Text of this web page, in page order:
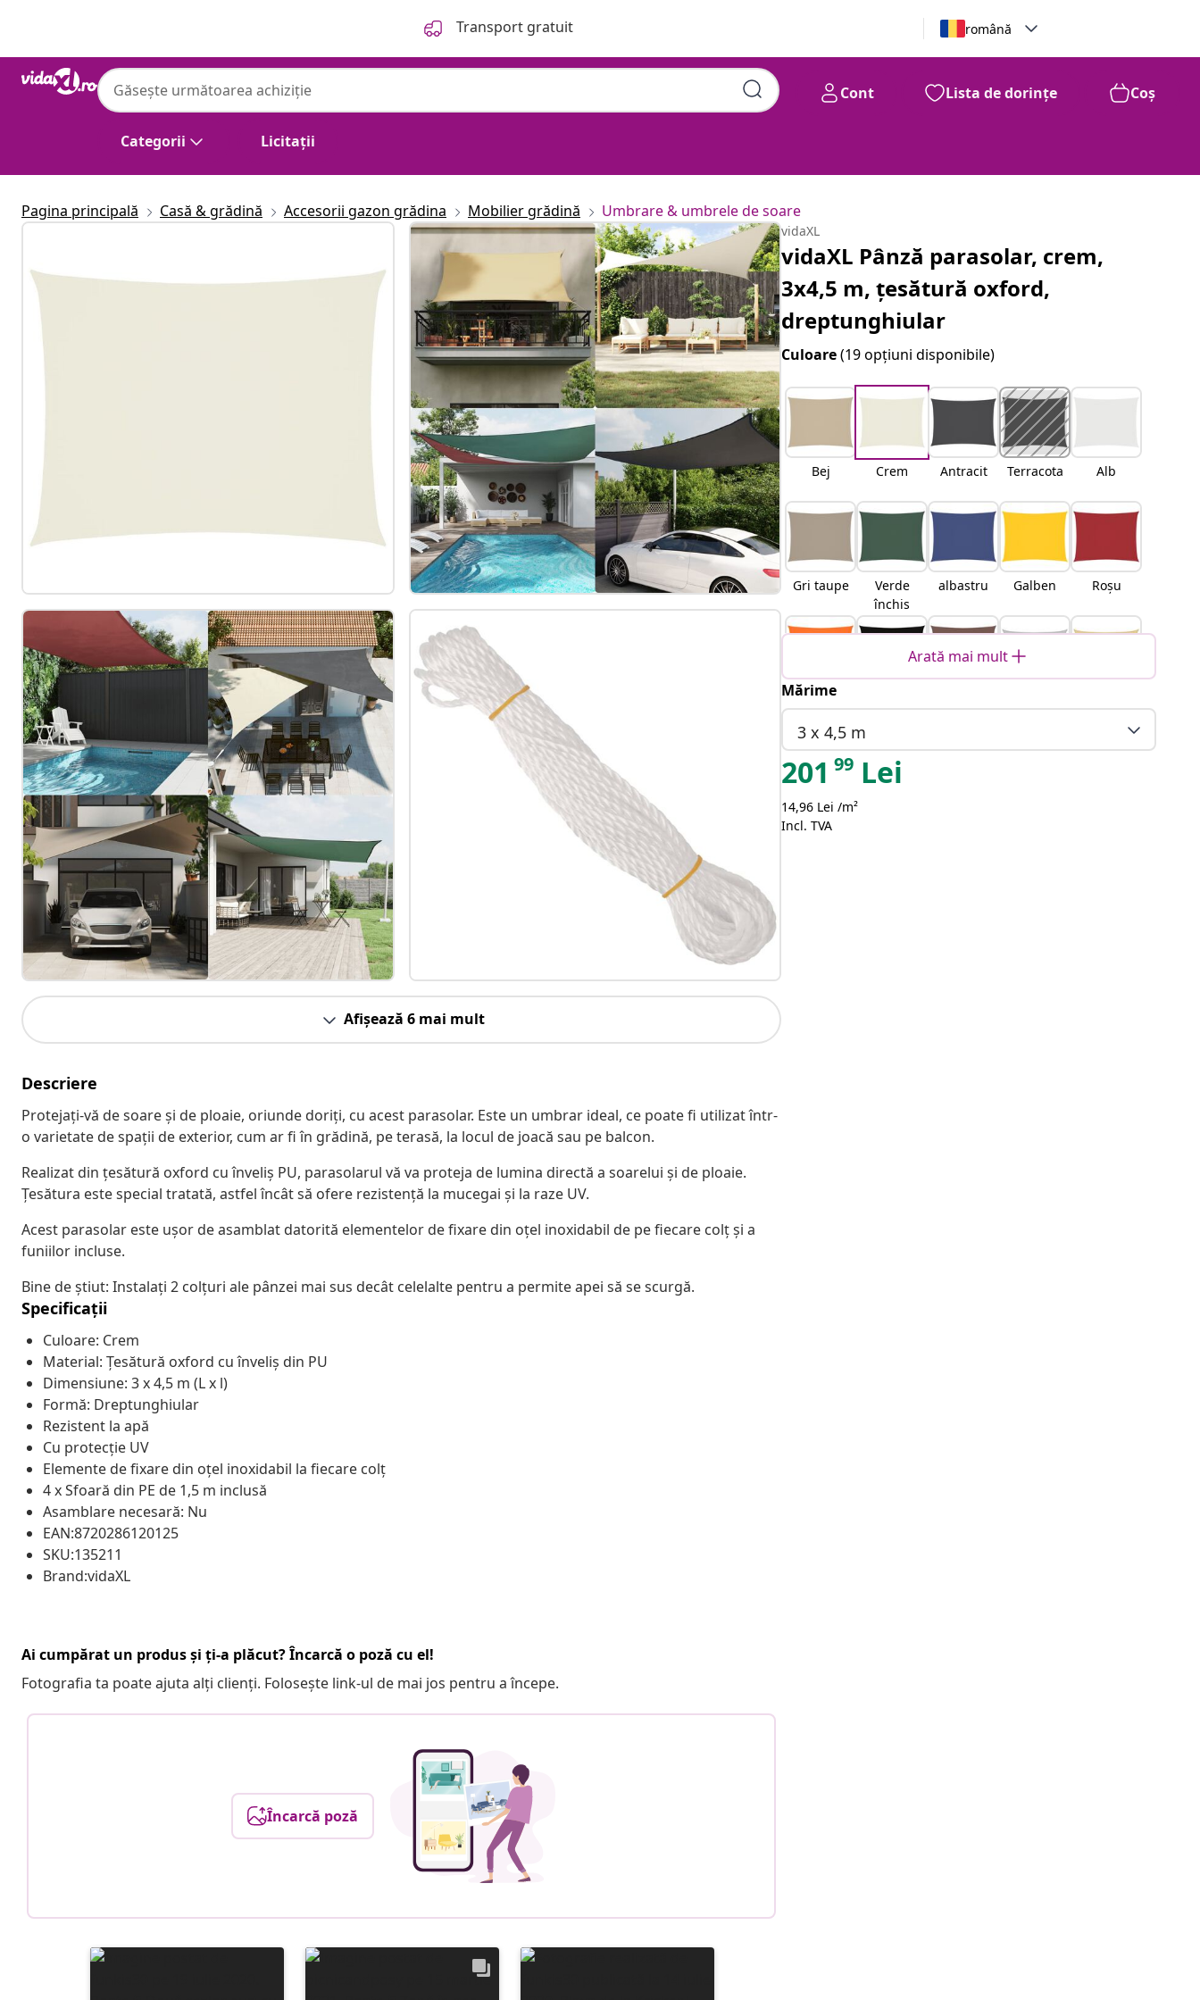
Transport gratuit română
Categorii Licitații
Cont Lista de dorințe Coș
Pagina principală Casă & grădină Accesorii gazon grădina Mobilier grădină Umbrare & umbrele de soare
Afișează 6 mai mult
Descriere
Protejați-vă de soare și de ploaie, oriunde doriți, cu acest parasolar. Este un umbrar ideal, ce poate fi utilizat într-
o varietate de spații de exterior, cum ar fi în grădină, pe terasă, la locul de joacă sau pe balcon.
Realizat din țesătură oxford cu înveliș PU, parasolarul vă va proteja de lumina directă a soarelui și de ploaie.
Țesătura este special tratată, astfel încât să ofere rezistență la mucegai și la raze UV.
Acest parasolar este ușor de asamblat datorită elementelor de fixare din oțel inoxidabil de pe fiecare colț și a
funiilor incluse.
Bine de știut: Instalați 2 colțuri ale pânzei mai sus decât celelalte pentru a permite apei să se scurgă.
Specificații
Culoare: Crem
Material: Țesătură oxford cu înveliș din PU
Dimensiune: 3 x 4,5 m (L x l)
Formă: Dreptunghiular
Rezistent la apă
Cu protecție UV
Elemente de fixare din oțel inoxidabil la fiecare colț
4 x Sfoară din PE de 1,5 m inclusă
Asamblare necesară: Nu
EAN:8720286120125
SKU:135211
Brand:vidaXL
Ai cumpărat un produs și ți-a plăcut? Încarcă o poză cu el!
Fotografia ta poate ajuta alți clienți. Folosește link-ul de mai jos pentru a începe.
Încarcă poză
vidaXL
vidaXL Pânză parasolar, crem,
3x4,5 m, țesătură oxford,
dreptunghiular
Culoare(19 opțiuni disponibile)
Bej Crem Antracit Terracota Alb
Gri taupe
Verde
închis
albastru Galben Roșu
Portocali
portocali
u și maro
Arată mai mult
Mărime
3 x 4,5 m
201 99 Lei
14,96 Lei /m²
Incl. TVA